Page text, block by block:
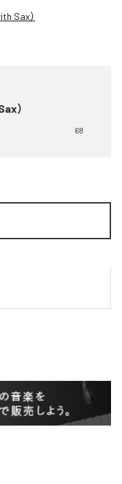
Sax）
）
68